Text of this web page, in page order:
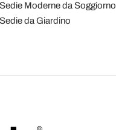
Sedie Moderne da Soggiorno
Sedie da Giardino